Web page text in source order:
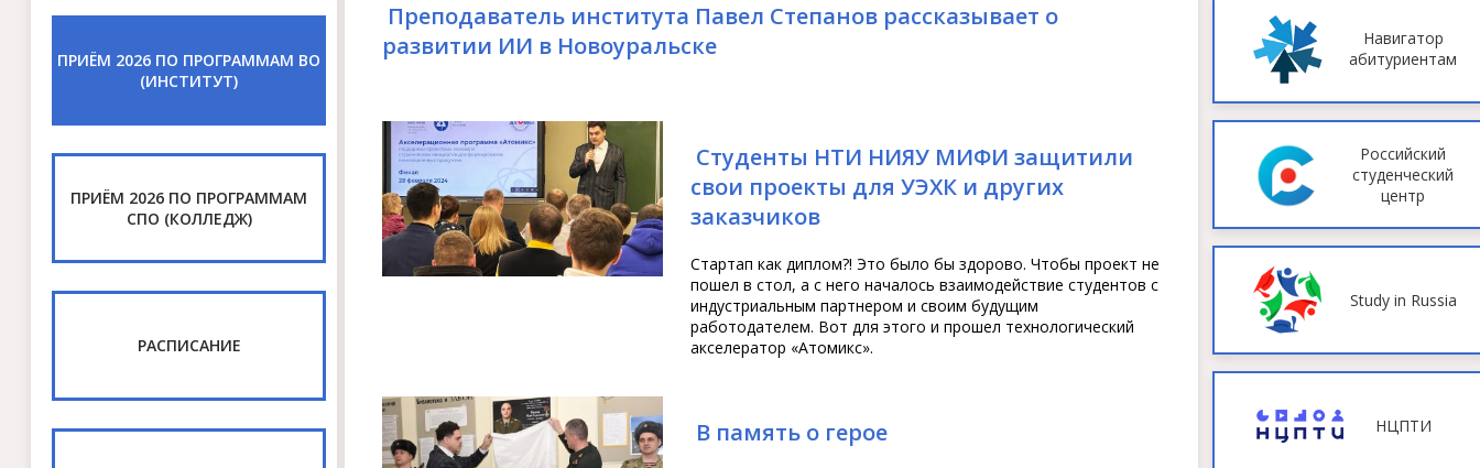
ПРИЁМ 2026 ПО ПРОГРАММАМ ВО
(ИНСТИТУТ)
ПРИЁМ 2026 ПО ПРОГРАММАМ
СПО (КОЛЛЕДЖ)
РАСПИСАНИЕ
Преподаватель института Павел Степанов рассказывает о
развитии ИИ в Новоуральске
Студенты НТИ НИЯУ МИФИ защитили
свои проекты для УЭХК и других
заказчиков
Стартап как диплом?! Это было бы здорово. Чтобы проект не
пошел в стол, а с него началось взаимодействие студентов с
индустриальным партнером и своим будущим
работодателем. Вот для этого и прошел технологический
акселератор «Атомикс».
В память о герое
Навигатор
абитуриентам
Российский
студенческий
центр
Study in Russia
НЦПТИ